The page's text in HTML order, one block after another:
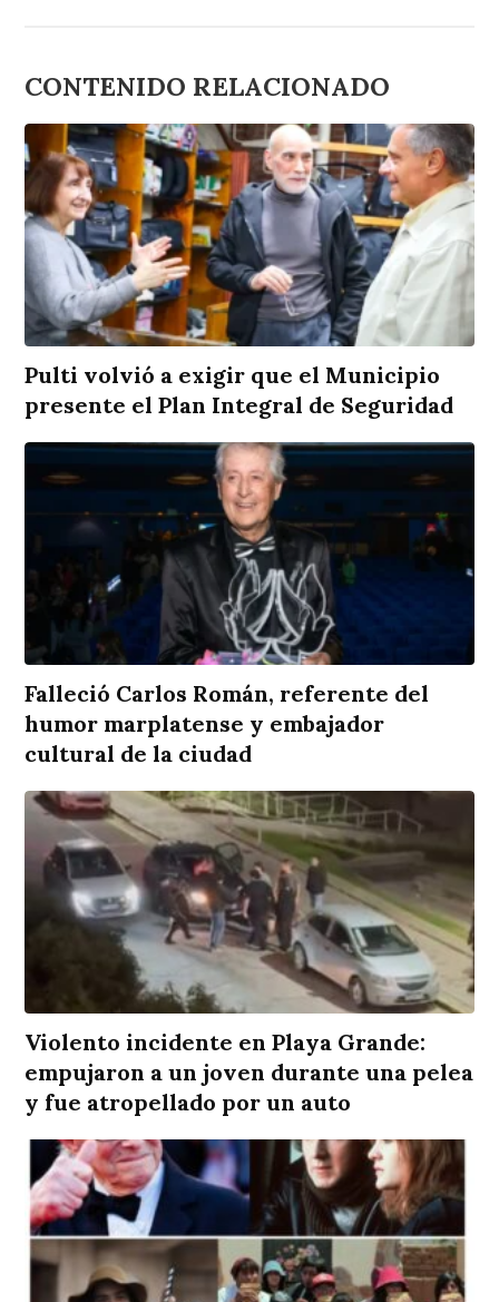
CONTENIDO RELACIONADO
Pulti volvió a exigir que el Municipio
presente el Plan Integral de Seguridad
Falleció Carlos Román, referente del
humor marplatense y embajador
cultural de la ciudad
Violento incidente en Playa Grande:
empujaron a un joven durante una pelea
y fue atropellado por un auto